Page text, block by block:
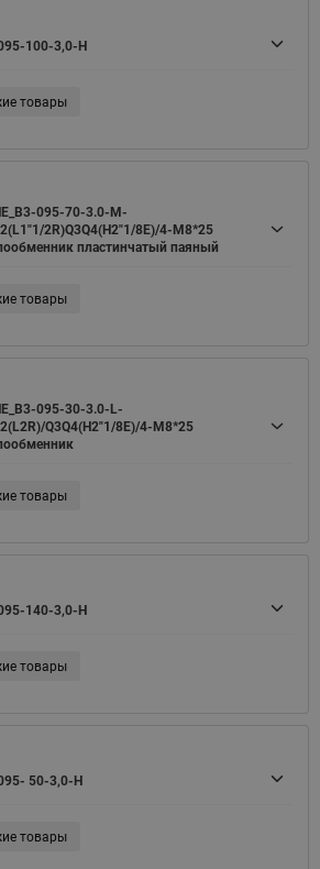
100-3,0-H
товары
095-70-3.0-M-
2R)Q3Q4(H2"1/8E)/4-M8*25
пластинчатый паяный
товары
095-30-3.0-L-
Q3Q4(H2"1/8E)/4-M8*25
товары
140-3,0-H
товары
50-3,0-H
товары